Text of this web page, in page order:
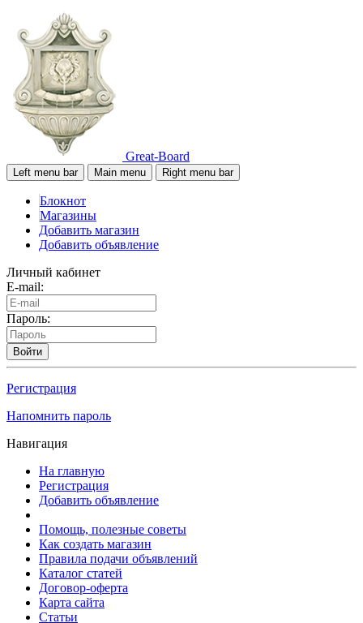
Great-Board
Left menu bar Main menu Right menu bar
Блокнот
Магазины
Добавить магазин
Добавить объявление
Личный кабинет
E-mail:
Пароль:
Войти
Регистрация
Напомнить пароль
Навигация
На главную
Регистрация
Добавить объявление
Помощь, полезные советы
Как создать магазин
Правила подачи объявлений
Каталог статей
Договор-оферта
Карта сайта
Статьи